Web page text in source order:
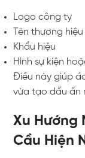
Logo công ty
Tên thương hiệu
Khẩu hiệu
Hình sự kiện
Điều này giúp
vừa tạo dấu ấn
Xu Hướng
Cầu Hiện